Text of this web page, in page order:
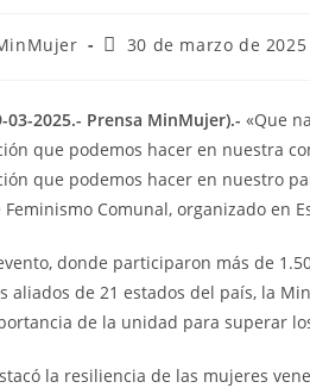
30 de marzo de 2025
03-2025.- Prensa MinMujer).- «Que
que podemos hacer en nuestra
que podemos hacer en nuestro
Comunal, organizado en
donde participaron más de
aliados de 21 estados del país, la
de la unidad para superar
la resiliencia de las mujeres